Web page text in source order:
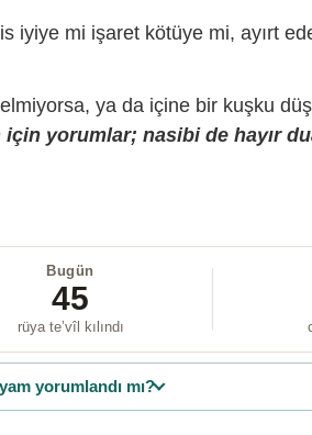
iyiye mi işaret kötüye mi, ayırt
ya da içine bir kuşku
yorumlar; nasibi de hayır
Bugün
45
rüya te’vîl kılındı
yorumlandı mı?